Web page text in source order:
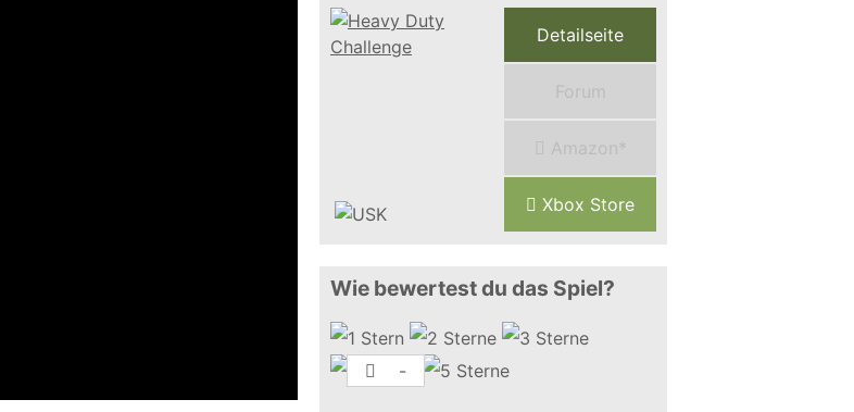
Detailseite
Forum
Amazon*
Xbox Store
Wie bewertest du das Spiel?
-